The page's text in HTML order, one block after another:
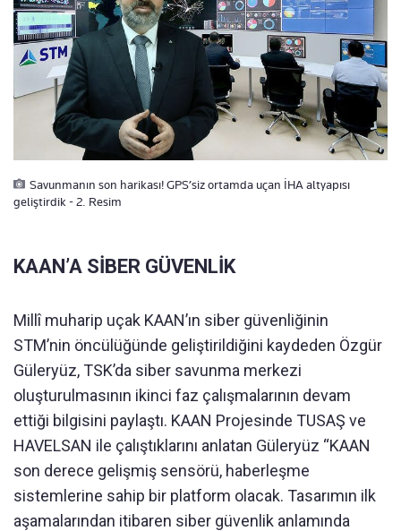
Savunmanın son harikası! GPS’siz ortamda uçan İHA altyapısı
geliştirdik - 2. Resim
KAAN’A SİBER GÜVENLİK
Millî muharip uçak KAAN’ın siber güvenliğinin
STM’nin öncülüğünde geliştirildiğini kaydeden Özgür
Güleryüz, TSK’da siber savunma merkezi
oluşturulmasının ikinci faz çalışmalarının devam
ettiği bilgisini paylaştı. KAAN Projesinde TUSAŞ ve
HAVELSAN ile çalıştıklarını anlatan Güleryüz “KAAN
son derece gelişmiş sensörü, haberleşme
sistemlerine sahip bir platform olacak. Tasarımın ilk
aşamalarından itibaren siber güvenlik anlamında